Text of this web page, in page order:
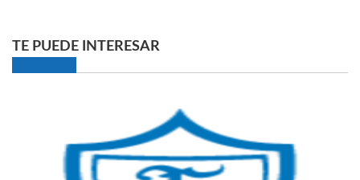
TE PUEDE INTERESAR